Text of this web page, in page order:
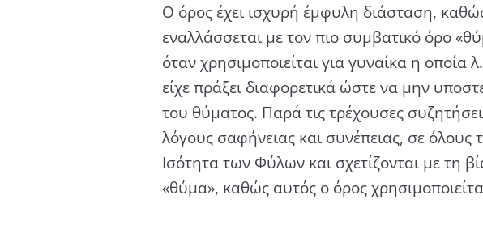
Ο όρος έχει ισχυρή έμφυλη διάσταση,
εναλλάσσεται με τον πιο συμβατικό όρο
όταν χρησιμοποιείται για γυναίκα η
είχε πράξει διαφορετικά ώστε να μην
του θύματος. Παρά τις τρέχουσες
λόγους σαφήνειας και συνέπειας, σε όλους
Ισότητα των Φύλων και σχετίζονται με τη
«θύμα», καθώς αυτός ο όρος